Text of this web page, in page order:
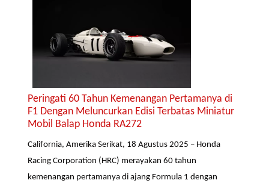
Peringati 60 Tahun Kemenangan Pertamanya di
F1 Dengan Meluncurkan Edisi Terbatas Miniatur
Mobil Balap Honda RA272
California, Amerika Serikat, 18 Agustus 2025 – Honda
Racing Corporation (HRC) merayakan 60 tahun
kemenangan pertamanya di ajang Formula 1 dengan